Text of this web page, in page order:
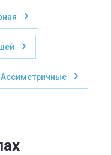
Ассиметричные